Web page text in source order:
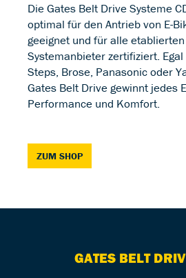
Die Gates Belt Drive Systeme
optimal für den Antrieb von E-
geeignet und für alle
Systemanbieter zertifiziert.
Steps, Brose, Panasonic oder
Gates Belt Drive gewinnt jedes
Performance und Komfort.
ZUM SHOP
GATES BELT